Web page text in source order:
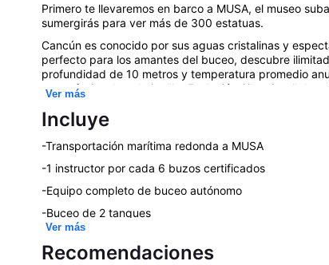
Primero te llevaremos en barco a MUSA, el museo
sumergirás para ver más de 300 estatuas.
Cancún es conocido por sus aguas cristalinas y
perfecto para los amantes del buceo, descubre
profundidad de 10 metros y temperatura promedio
un profesional y admira "La Evolución Silenciosa" de
¡MUSA es el único museo que puedes visitar usando
es buceando, ya que tiene aproximadamente nueve
ver. El proyecto comenzó hace casi diez años, por lo
hermosas formaciones de coral y rodeadas de peces,
supuesto ¡Un lugar de buceo único en su clase!
Ver más
Incluye
-Transportación marítima redonda a MUSA
-1 instructor por cada 6 buzos certificados
-Equipo completo de buceo autónomo
-Buceo de 2 tanques
-Primer buceo en Musa (Museo Subacuático de Arte-
-Segundo buceo en arrecife (Manchones-10 metros
Ver más
Recomendaciones